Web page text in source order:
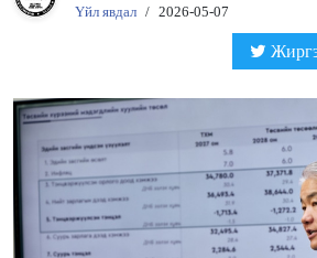
Үйл явдал / 2026-05-07